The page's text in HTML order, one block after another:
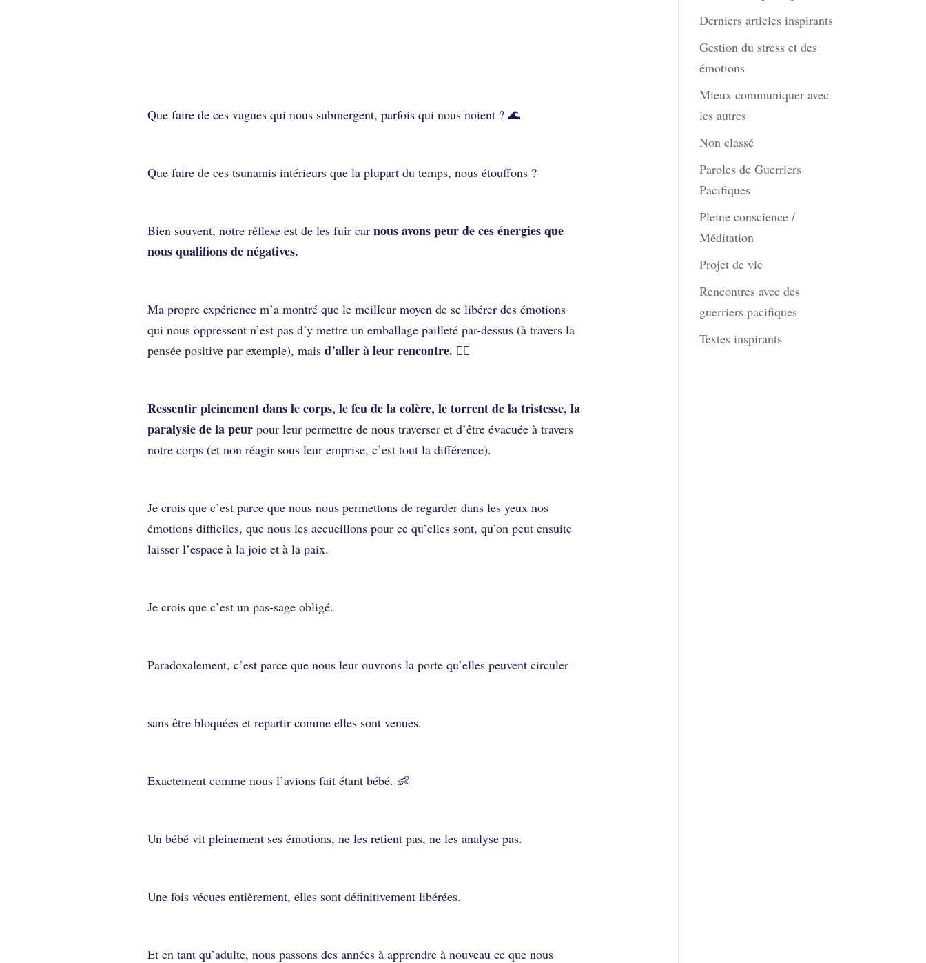
Que faire de ces vagues qui nous submergent, parfois qui nous noient ? 🌊
Que faire de ces tsunamis intérieurs que la plupart du temps, nous étouffons ?
Bien souvent, notre réflexe est de les fuir car nous avons peur de ces énergies que
nous qualifions de négatives.
Ma propre expérience m’a montré que le meilleur moyen de se libérer des émotions
qui nous oppressent n’est pas d’y mettre un emballage pailleté par-dessus (à travers la
pensée positive par exemple), mais d’aller à leur rencontre. 🙋‍♀️
Ressentir pleinement dans le corps, le feu de la colère, le torrent de la tristesse, la
paralysie de la peur pour leur permettre de nous traverser et d’être évacuée à travers
notre corps (et non réagir sous leur emprise, c’est tout la différence).
Je crois que c’est parce que nous nous permettons de regarder dans les yeux nos
émotions difficiles, que nous les accueillons pour ce qu’elles sont, qu’on peut ensuite
laisser l’espace à la joie et à la paix.
Je crois que c’est un pas-sage obligé.
Paradoxalement, c’est parce que nous leur ouvrons la porte qu’elles peuvent circuler
sans être bloquées et repartir comme elles sont venues.
Exactement comme nous l’avions fait étant bébé. 👶
Un bébé vit pleinement ses émotions, ne les retient pas, ne les analyse pas.
Une fois vécues entièrement, elles sont définitivement libérées.
Et en tant qu’adulte, nous passons des années à apprendre à nouveau ce que nous
Derniers articles inspirants
Gestion du stress et des
émotions
Mieux communiquer avec
les autres
Non classé
Paroles de Guerriers
Pacifiques
Pleine conscience /
Méditation
Projet de vie
Rencontres avec des
guerriers pacifiques
Textes inspirants